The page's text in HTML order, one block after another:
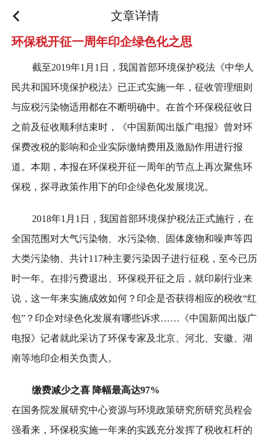
文章详情
环保税开征一周年印企绿色化之思
截至2019年1月1日，我国首部环境保护税法《中华人
民共和国环境保护税法》已正式实施一年，征收管理细则
与应税污染物适用都在不断明确中。在首个环保税征收日
之前及征收顺利结束时，《中国新闻出版广电报》曾对环
保费改税的影响和企业实际缴纳费用及激励作用进行报
道。本期，本报在环保税开征一周年的节点上再次聚焦环
保税，探寻政策作用下的印企绿色化发展境况。
2018年1月1日，我国首部环境保护税法正式施行，在
全国范围对大气污染物、水污染物、固体废物和噪声等四
大类污染物、共计117种主要污染因子进行征税，至今已历
时一年。在排污费退出、环保税开征之后，就印刷行业来
说，这一年来实施成效如何？印企是否获得相应的税收“红
包”？印企对绿色化发展有哪些诉求……《中国新闻出版广
电报》记者就此采访了环保专家及北京、河北、安徽、湖
南等地印企相关负责人。
缴费减少之喜 降幅最高达97%
在国务院发展研究中心资源与环境政策研究所研究员程会
强看来，环保税实施一年来的实践充分发挥了税收杠杆的